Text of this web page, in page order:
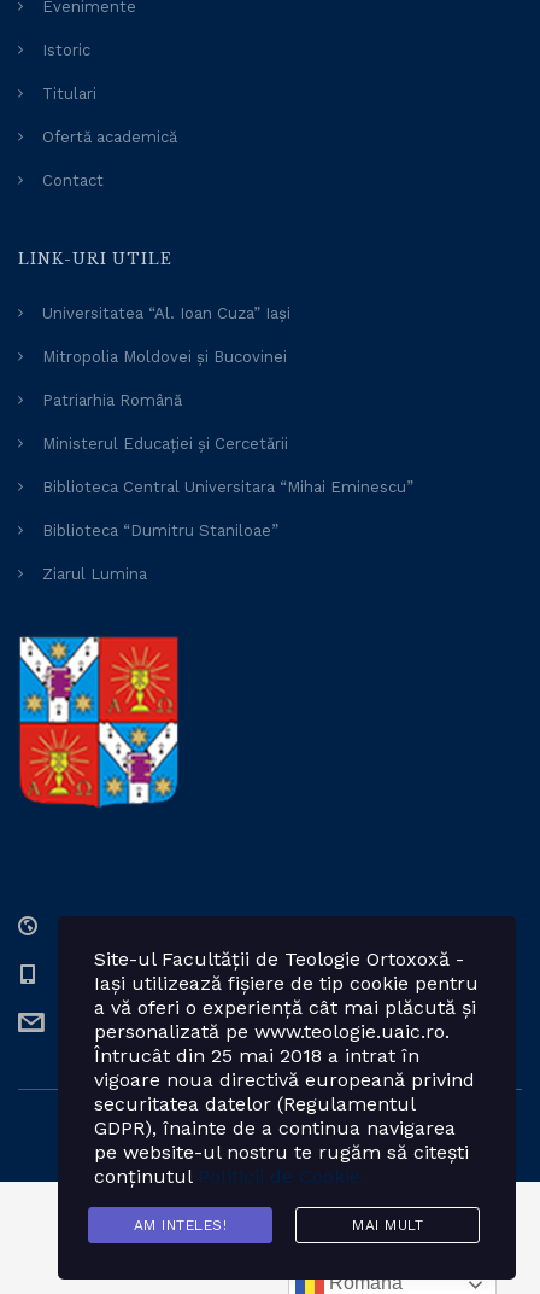
Evenimente
Istoric
Titulari
Ofertă academică
Contact
LINK-URI UTILE
Universitatea “Al. Ioan Cuza” Iași
Mitropolia Moldovei și Bucovinei
Patriarhia Română
Ministerul Educației și Cercetării
Biblioteca Central Universitara “Mihai Eminescu”
Biblioteca “Dumitru Staniloae”
Ziarul Lumina
0232 201328; 0232 201102 int. 2424, 2423, 2425
teologie.ortodoxa@uaic.ro
Powered by: Facultatea de Teologie Ortodoxă - Iași
Română
Site-ul Facultății de Teologie Ortoxoxă -
Iași utilizează fișiere de tip cookie pentru
a vă oferi o experiență cât mai plăcută și
personalizată pe www.teologie.uaic.ro.
Întrucât din 25 mai 2018 a intrat în
vigoare noua directivă europeană privind
securitatea datelor (Regulamentul
GDPR), înainte de a continua navigarea
pe website-ul nostru te rugăm să citești
conținutul Politicii de Cookie.
AM INTELES! MAI MULT